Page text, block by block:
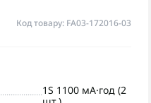
Код товару: FA03-172016-03
1S 1100 мА·год (2